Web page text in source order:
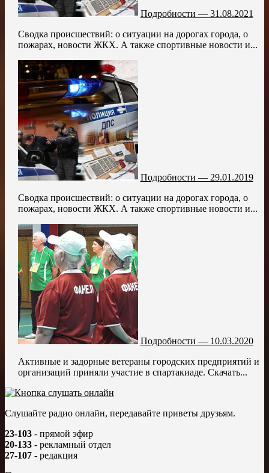
Подробности — 31.08.2021
Сводка происшествий: о ситуации на дорогах города, о
пожарах, новости ЖКХ. А также спортивные новости и...
Подробности — 29.01.2019
Сводка происшествий: о ситуации на дорогах города, о
пожарах, новости ЖКХ. А также спортивные новости и...
Подробности — 10.03.2020
Активные и задорные ветераны городских предприятий и
организаций приняли участие в спартакиаде. Скачать...
Слушайте радио онлайн, передавайте приветы друзьям.
23-103 - прямой эфир
20-133 - рекламный отдел
27-107 - редакция